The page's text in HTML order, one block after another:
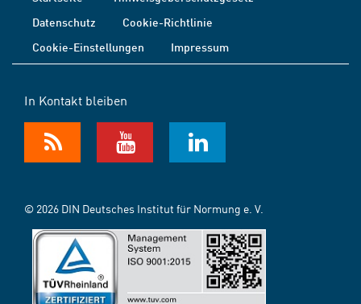
Datenschutz
Cookie-Richtlinie
Cookie-Einstellungen
Impressum
In Kontakt bleiben
© 2026 DIN Deutsches Institut für Normung e. V.